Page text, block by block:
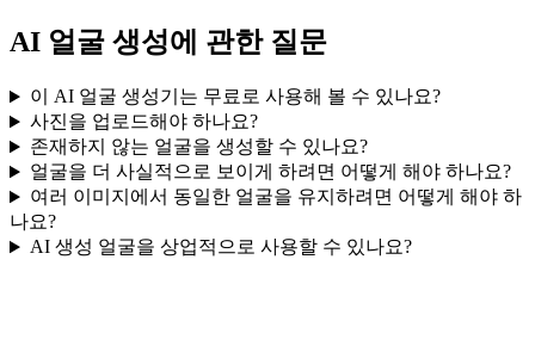
AI 얼굴 생성에 관한 질문
이 AI 얼굴 생성기는 무료로 사용해 볼 수 있나요?
사진을 업로드해야 하나요?
존재하지 않는 얼굴을 생성할 수 있나요?
얼굴을 더 사실적으로 보이게 하려면 어떻게 해야 하나요?
여러 이미지에서 동일한 얼굴을 유지하려면 어떻게 해야 하
나요?
AI 생성 얼굴을 상업적으로 사용할 수 있나요?